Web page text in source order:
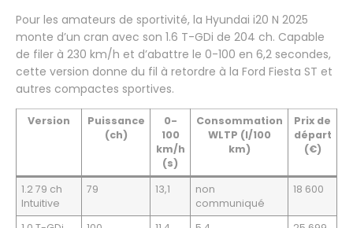
Pour les amateurs de sportivité, la Hyundai i20 N 2025
monte d’un cran avec son 1.6 T-GDi de 204 ch. Capable
de filer à 230 km/h et d’abattre le 0-100 en 6,2 secondes,
cette version donne du fil à retordre à la Ford Fiesta ST et
autres compactes sportives.
Version
Puissance
(ch)
0-
100
km/h
(s)
Consommation
WLTP (l/100
km)
Prix de
départ
(€)
1.2 79 ch
Intuitive
79 13,1
non
communiqué
18 600